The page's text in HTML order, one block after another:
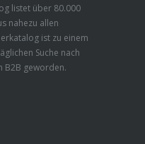
listet über 80.000
nahezu allen
ist zu einem
Suche nach
B2B geworden.